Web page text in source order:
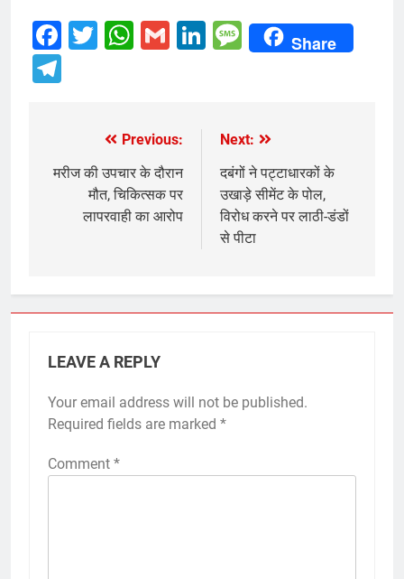
Facebook
Twitter
WhatsApp
GmailLinkedIn
Message
Share
navigation
Previous:
मरीज की उपचार के दौरान
मौत, चिकित्सक पर
लापरवाही का आरोप
Next:
दबंगों ने पट्टाधारकों के
उखाड़े सीमेंट के पोल,
विरोध करने पर लाठी-डंडों
से पीटा
LEAVE A REPLY
Your email address will not be published.
Required fields are marked *
Comment *